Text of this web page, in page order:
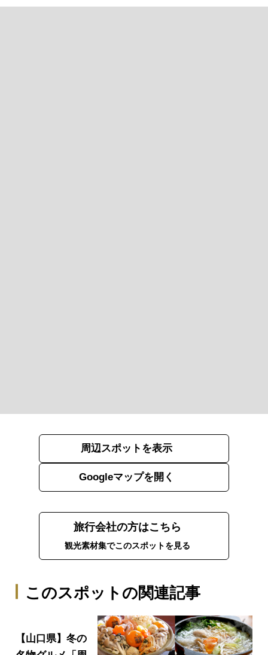
このスポットの関連記事
【山口県】冬の
周辺スポットを表示
Googleマップを開く
旅行会社の方はこちら
観光素材集でこのスポットを見る